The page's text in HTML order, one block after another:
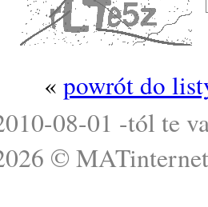
« powrót do
08-01 -tól te
© MATinternet